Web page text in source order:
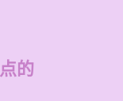
的